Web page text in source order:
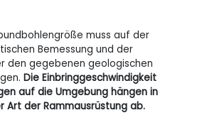
muss auf der
Bemessung und der
den gegebenen geologischen
Die Einbringgeschwindigkeit
auf die Umgebung hängen in
Art der Rammausrüstung ab.